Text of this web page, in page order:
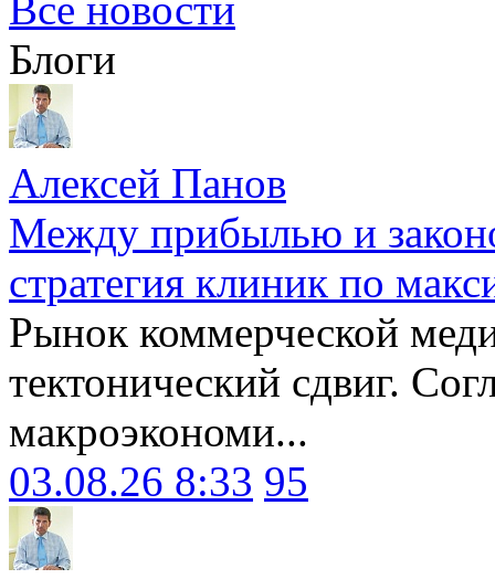
Блоги
Алексей Панов
Между прибылью и
стратегия клиник по
Рынок коммерческой
тектонический сдвиг.
макроэкономи...
03.08.26 8:33 95